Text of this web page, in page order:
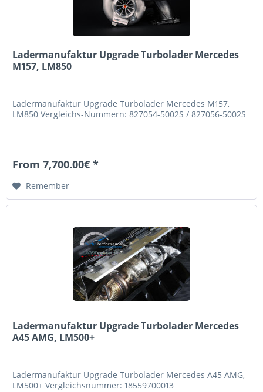
Ladermanufaktur Upgrade Turbolader Mercedes
M157, LM850
Ladermanufaktur Upgrade Turbolader Mercedes M157,
LM850 Vergleichs-Nummern: 827054-5002S / 827056-5002S
From 7,700.00€ *
Remember
Ladermanufaktur Upgrade Turbolader Mercedes
A45 AMG, LM500+
Ladermanufaktur Upgrade Turbolader Mercedes A45 AMG,
LM500+ Vergleichsnummer: 18559700013